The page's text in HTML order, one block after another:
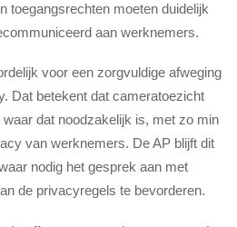
toegangsrechten moeten duidelijk
aan werknemers.
voor een zorgvuldige afweging
Dat betekent dat cameratoezicht
dat noodzakelijk is, met zo min
van werknemers. De AP blijft dit
nodig het gesprek aan met
de privacyregels te bevorderen.